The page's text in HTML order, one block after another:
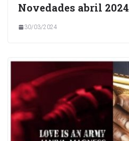
Novedades abril 2024
30/03/2024